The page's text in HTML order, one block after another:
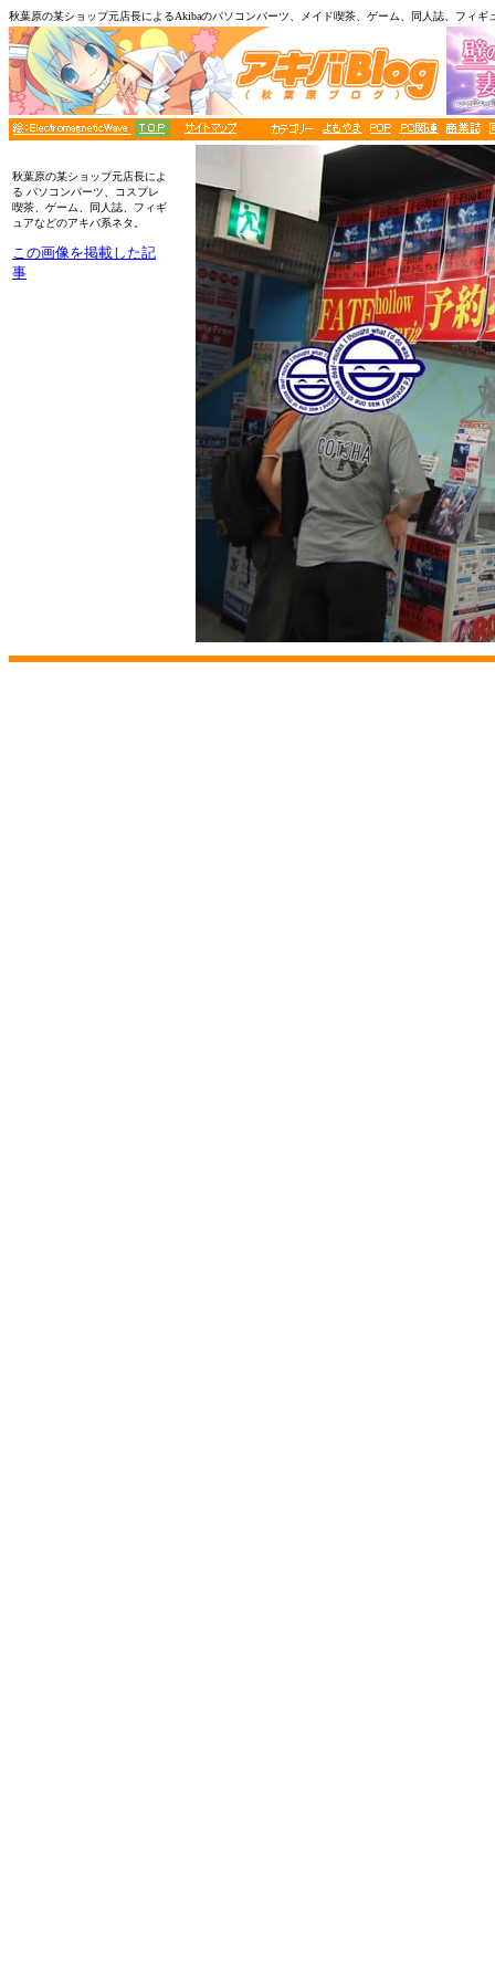
秋葉原の某ショップ元店長によるAkibaのパソコンパーツ、メイド喫茶、ゲーム、同人誌、フィ
秋葉原の某ショップ元店長によ
る パソコンパーツ、コスプレ
喫茶、ゲーム、同人誌、フィギ
ュアなどのアキバ系ネタ。
この画像を掲載した記
事